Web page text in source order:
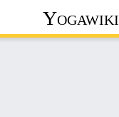
Yogawiki